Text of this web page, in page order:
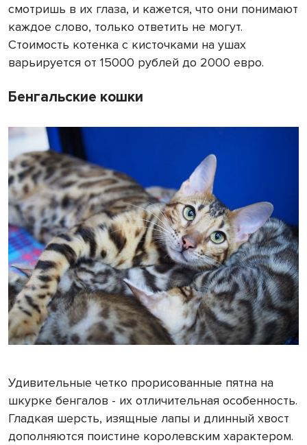
смотришь в их глаза, и кажется, что они понимают
каждое слово, только ответить не могут.
Стоимость котенка с кисточками на ушах
варьируется от 15000 рублей до 2000 евро.
Бенгальские кошки
Удивительные четко прорисованные пятна на
шкурке бенгалов - их отличительная особенность.
Гладкая шерсть, изящные лапы и длинный хвост
дополняются поистине королевским характером.